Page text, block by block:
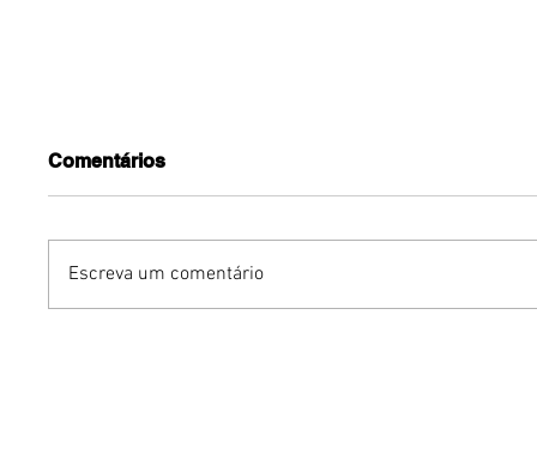
Comentários
Escreva um comentário